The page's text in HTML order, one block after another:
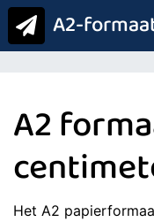
A2-
A2
Het A2